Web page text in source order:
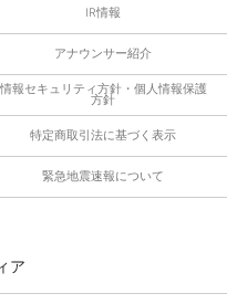
IR情報
アナウンサー紹介
情報セキュリティ方針・個人情報保護
方針
特定商取引法に基づく表示
緊急地震速報について
ア